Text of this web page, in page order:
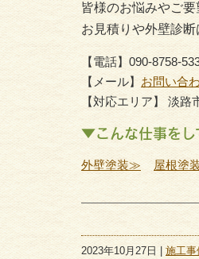
皆様のお悩みやご
お見積りや外壁診
【電話】090-8758-
【メール】 お問い合
【対応エリア】 淡
▼こんな仕事をし
外壁塗装≫ 屋根塗
2023年10月27日 | 施工事